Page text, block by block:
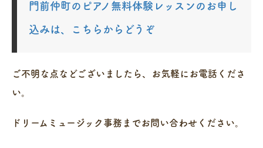
門前仲町のピアノ無料体験レッスンのお申し
込みは、こちらからどうぞ
ご不明な点などございましたら、お気軽にお電話くださ
い。
ドリームミュージック事務までお問い合わせください。